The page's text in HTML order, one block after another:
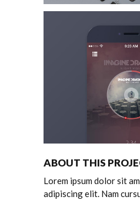
ABOUT THIS
Lorem ipsum dolor sit
adipiscing elit. Nam